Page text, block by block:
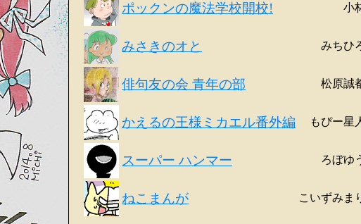
ポックンの魔法学校開校!
小
みさきのオと みちひ
俳句友の会 青年の部 松原誠
かえるの王様ミカエル番外編 もぴー星
スーパー ハンマー ろぼゆ
ねこまんが こいずみま